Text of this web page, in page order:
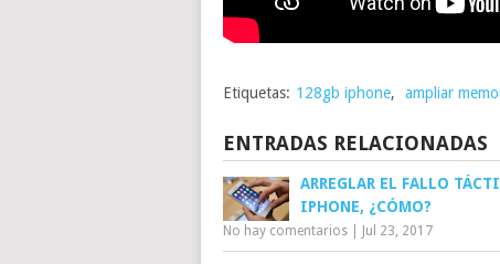
Etiquetas: 128gb iphone, ampliar
ENTRADAS RELACIONADAS
ARREGLAR EL FALLO
IPHONE, ¿CÓMO?
No hay comentarios Jul 23, 2017